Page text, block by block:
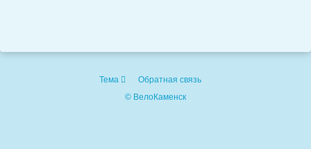
Тема
Обратная связь
© ВелоКаменск